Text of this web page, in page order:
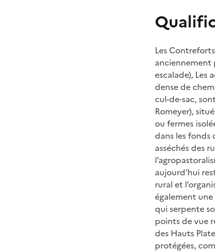
Les
anciennement
escalade), Les
dense de
cul-de-sac,
Romeyer),
ou fermes
dans les fonds
asséchés des
aujourd’hui
rural et
également une
qui serpente
points de vue
des Hauts
protégées,